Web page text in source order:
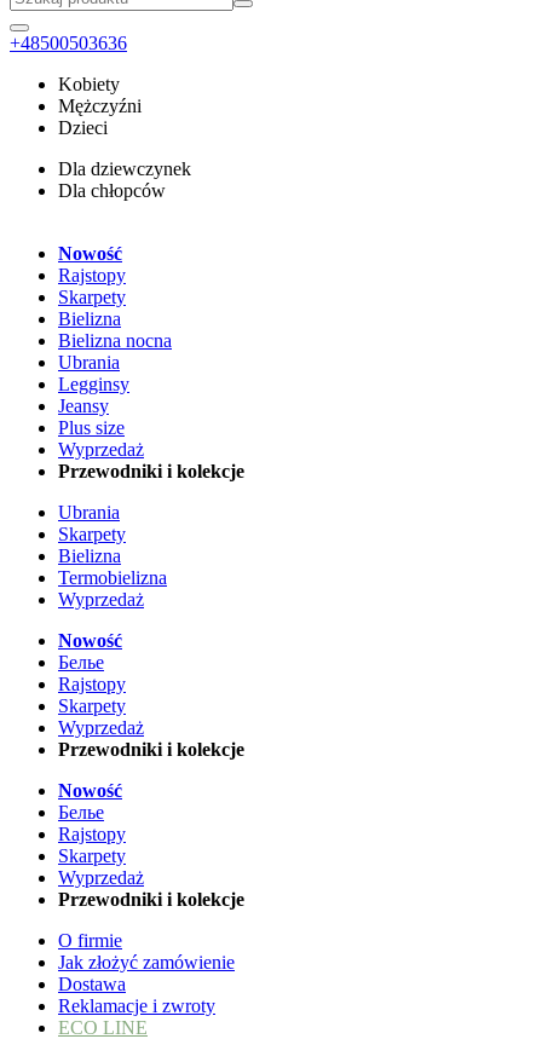
+48500503636
Kobiety
Mężczyźni
Dzieci
Dla dziewczynek
Dla chłopców
Nowość
Rajstopy
Skarpety
Bielizna
Bielizna nocna
Ubrania
Legginsy
Jeansy
Plus size
Wyprzedaż
Przewodniki i kolekcje
Ubrania
Skarpety
Bielizna
Termobielizna
Wyprzedaż
Nowość
Белье
Rajstopy
Skarpety
Wyprzedaż
Przewodniki i kolekcje
Nowość
Белье
Rajstopy
Skarpety
Wyprzedaż
Przewodniki i kolekcje
O firmie
Jak złożyć zamówienie
Dostawa
Reklamacje i zwroty
ECO LINE